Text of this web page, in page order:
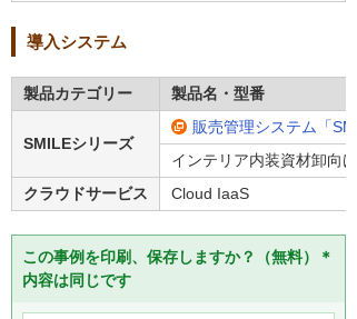
導入システム
製品カテゴリー 製品名・型番
SMILEシリーズ
販売管理システム「
インテリア内装資材卸向
クラウドサービス
Cloud IaaS
この事例を印刷、保存しますか？（無料）＊
内容は同じです